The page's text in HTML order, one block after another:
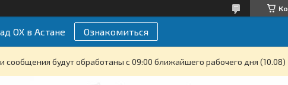
ОХ в Астане Ознакомиться
сообщения будут обработаны с 09:00 ближайшего рабочего дня (10.08)